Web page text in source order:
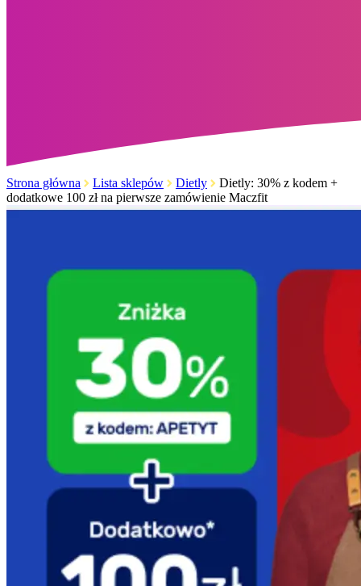
Strona główna Lista sklepów Dietly
Dietly: 30% z kodem +
dodatkowe 100 zł na pierwsze zamówienie Maczfit